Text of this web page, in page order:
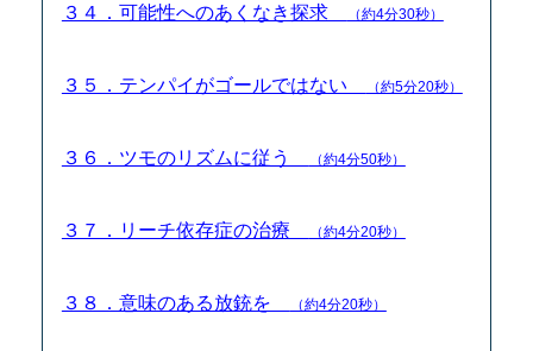
３４．可能性へのあくなき探求 （約4分30秒）
３５．テンパイがゴールではない （約5分20秒）
３６．ツモのリズムに従う （約4分50秒）
３７．リーチ依存症の治療 （約4分20秒）
３８．意味のある放銃を （約4分20秒）